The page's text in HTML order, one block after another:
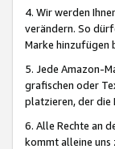
4. Wir werden
verändern. So
Marke hinzufügen
5. Jede Amazon-
grafischen oder
platzieren, der die
6. Alle Rechte an
kommt alleine uns